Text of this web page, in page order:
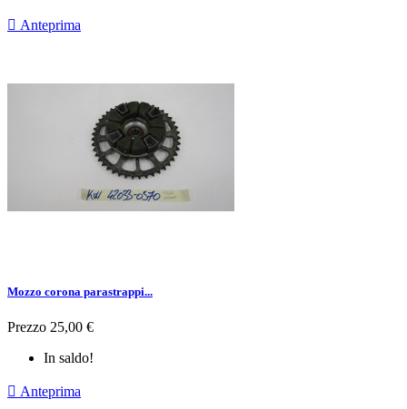
 Anteprima
Mozzo corona parastrappi...
Prezzo 25,00 €
In saldo!
 Anteprima